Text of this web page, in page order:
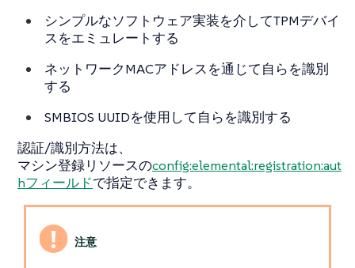
シンプルなソフトウェア実装を介してTPMデバイ
スをエミュレートする
ネットワークMACアドレスを通じて自らを識別
する
SMBIOS UUIDを使用して自らを識別する
認証/識別方法は、
マシン登録リソースのconfig:elemental:registration:aut
hフィールドで指定できます。